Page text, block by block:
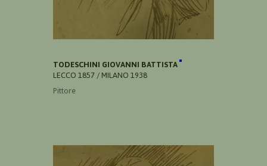
TODESCHINI GIOVANNI BATTISTA
LECCO 1857 / MILANO 1938
Pittore